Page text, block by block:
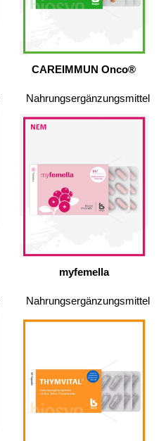
CAREIMMUN Onco®
Nahrungsergänzungsmittel
myfemella
Nahrungsergänzungsmittel